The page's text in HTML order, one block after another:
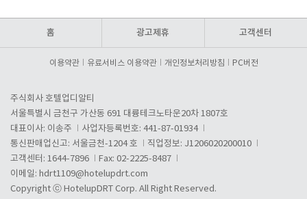
홈 광고제휴 고객센터
이용약관 유료서비스 이용약관 개인정보처리방침 PC버전
주식회사 호텔업디알티
서울특별시 금천구 가산동 691 대륭테크노타운20차 1807호
대표이사: 이송주
사업자등록번호: 441-87-01934
통신판매업신고: 서울금천-1204 호
직업정보: J1206020200010
고객센터: 1644-7896
Fax: 02-2225-8487
이메일: hdrt1109@hotelupdrt.com
Copyright ⓒ HotelupDRT Corp. All Right Reserved.